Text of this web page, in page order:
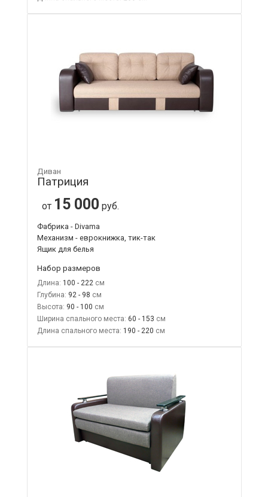
Диван
Патриция
от 15 000 руб.
Фабрика - Divama
Механизм - еврокнижка, тик-так
Ящик для белья
Набор размеров
Длина: 100 - 222
Глубина: 92 - 98
Высота: 90 - 100
Ширина спального места: 60 - 153
Длина спального места: 190 - 220